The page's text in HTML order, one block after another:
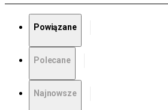
Powiązane
Polecane
Najnowsze